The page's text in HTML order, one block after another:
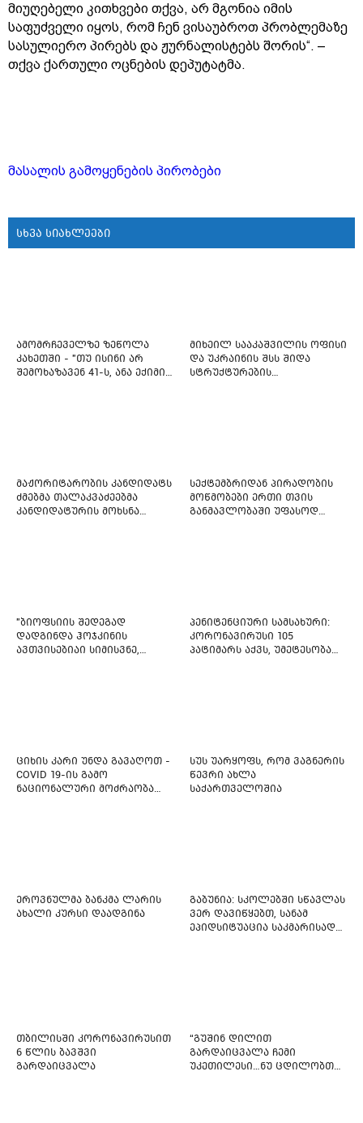
მიუღებელი კითხვები თქვა, არ მგონია იმის
საფუძველი იყოს, რომ ჩენ ვისაუბროთ პრობლემაზე
სასულიერო პირებს და ჟურნალისტებს შორის“. –
თქვა ქართული ოცნების დეპუტატმა.
მასალის გამოყენების პირობები
სხვა სიახლეები
ამომრჩეველზე ზეწოლა
კახეთში - "თუ ისინი არ
შემოხაზავენ 41-ს, ანა ექიმის
მიხეილ სააკაშვილის ოფისი
და უკრაინის შსს შიდა
სტრუქტურების
მაჟორიტარობის კანდიდატს
ძმებმა თალაკვაძეებმა
კანდიდატურის მოხსნა
სექტემბრიდან პირადობის
მოწმობები ერთი თვის
განმავლობაში უფასოდ
"ბიოფსიის შედეგად
დადგინდა ჰოჯკინის
ავთვისებიაი სიმისვნე,
პენიტენციური სამსახური:
კორონავირუსი 105
პატიმარს აქვს, უმეტესობა
ციხის კარი უნდა გავაღოთ -
COVID 19-ის გამო
ნაციონალური მოძრაობა
სუს უარყოფს, რომ ვაგნერის
წევრი ახლა
საქართველოშია
ეროვნულმა ბანკმა ლარის
ახალი კურსი დაადგინა
გაბუნია: სკოლებში სწავლას
ვერ დავიწყებთ, სანამ
ეპიდსიტუაცია საკმარისად
თბილისში კორონავირუსით
6 წლის ბავშვი
გარდაიცვალა
“გუშინ დილით
გარდაიცვალა ჩემი
უკეთილესი…ნუ ცდილობთ